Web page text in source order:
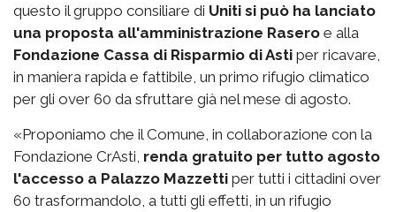
questo il gruppo consiliare di Uniti si può ha lanciato
una proposta all'amministrazione Rasero e alla
Fondazione Cassa di Risparmio di Asti per ricavare,
in maniera rapida e fattibile, un primo rifugio climatico
per gli over 60 da sfruttare già nel mese di agosto.
«Proponiamo che il Comune, in collaborazione con la
Fondazione CrAsti, renda gratuito per tutto agosto
l'accesso a Palazzo Mazzetti per tutti i cittadini over
60 trasformandolo, a tutti gli effetti, in un rifugio